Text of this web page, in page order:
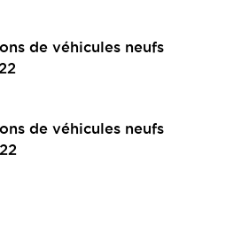
de véhicules neufs
de véhicules neufs